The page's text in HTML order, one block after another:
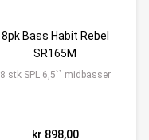
8pk Bass Habit Rebel
SR165M
8 stk SPL 6,5`` midbasser
kr 898,00